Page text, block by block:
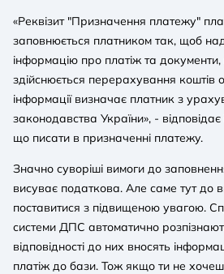
«Реквізит "Призначення платежу"
заповнюється платником так, щоб
інформацію про платіж та документи,
здійснюється перерахування коштів
інформації визначає платник з
законодавства України», -
що писати в призначенні платежу.
Значно суворіші вимоги до
висуває податкова. Але саме тут до
поставитися з підвищеною увагою.
системи ДПС автоматично
відповідності до них вносять
платіж до бази. Тож якщо ти не